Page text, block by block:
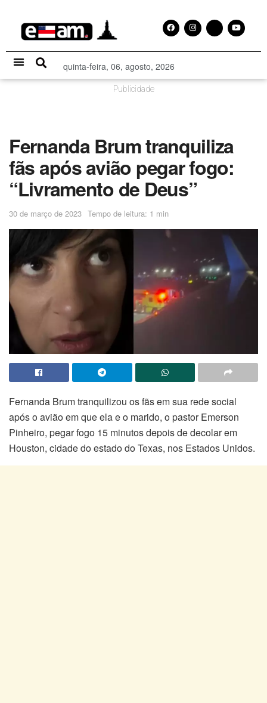
quinta-feira, 06, agosto, 2026
Publicidade
Fernanda Brum tranquiliza
fãs após avião pegar fogo:
“Livramento de Deus”
30 de março de 2023 Tempo de leitura: 1 min
Fernanda Brum tranquilizou os fãs em sua rede social
após o avião em que ela e o marido, o pastor Emerson
Pinheiro, pegar fogo 15 minutos depois de decolar em
Houston, cidade do estado do Texas, nos Estados Unidos.